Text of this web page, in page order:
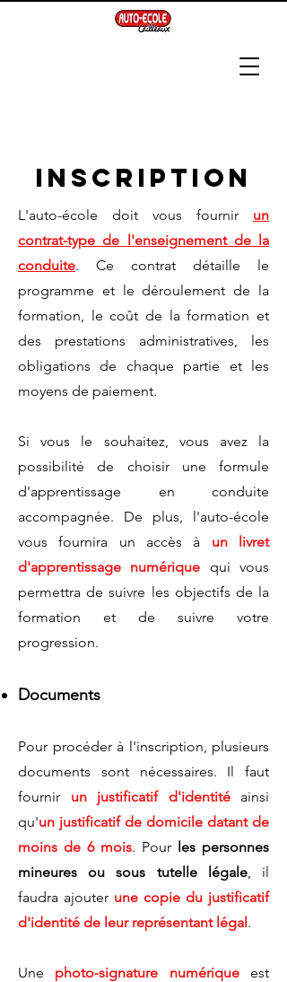
INSCRIPTION
​​L'auto-école doit vous fournir un
contrat-type de l'enseignement de la
conduite. Ce contrat détaille le
programme et le déroulement de la
formation, le coût de la formation et
des prestations administratives, les
obligations de chaque partie et les
moyens de paiement.
Si vous le souhaitez, vous avez la
possibilité de choisir une formule
d'apprentissage en conduite
accompagnée. De plus, l'auto-école
vous fournira un accès à un livret
d'apprentissage numérique qui vous
permettra de suivre les objectifs de la
formation et de suivre votre
progression.
Documents
​Pour procéder à l'inscription, plusieurs
documents sont nécessaires. Il faut
fournir un justificatif d'identitéainsi
qu'un justificatif de domicile datant de
moins de 6 mois. Pour les personnes
mineures
ou sous tutelle légale, il
faudra ajouter une copie du justificatif
d'identité de leur représentant légal.
Une photo-signature numériqueest